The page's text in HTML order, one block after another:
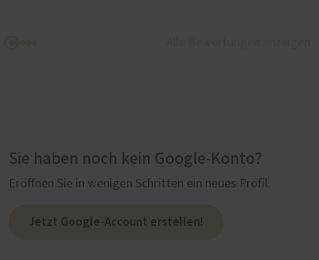
Sie haben noch kein Google-Konto?
Eröffnen Sie in wenigen Schritten ein neues Profil.
Jetzt Google-Account erstellen!